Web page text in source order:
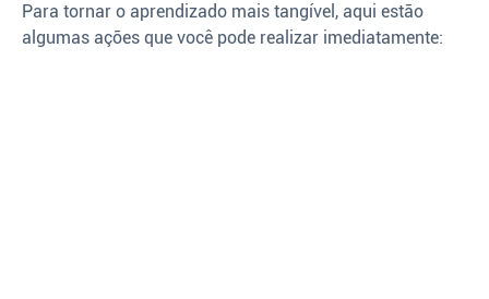
Para tornar o aprendizado mais tangível, aqui estão
algumas ações que você pode realizar imediatamente: